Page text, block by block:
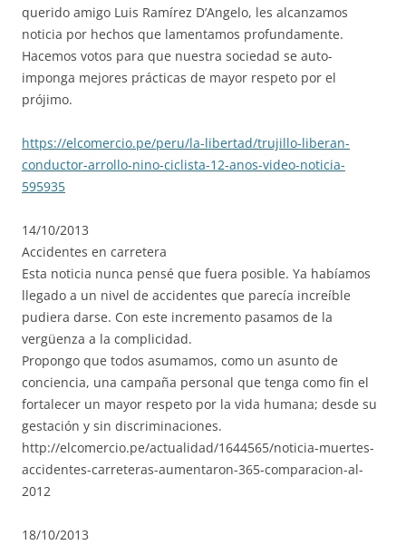
querido amigo Luis Ramírez D’Angelo, les alcanzamos
noticia por hechos que lamentamos profundamente.
Hacemos votos para que nuestra sociedad se auto-
imponga mejores prácticas de mayor respeto por el
prójimo.
https://elcomercio.pe/peru/la-libertad/trujillo-liberan-
conductor-arrollo-nino-ciclista-12-anos-video-noticia-
595935
14/10/2013
Accidentes en carretera
Esta noticia nunca pensé que fuera posible. Ya habíamos
llegado a un nivel de accidentes que parecía increíble
pudiera darse. Con este incremento pasamos de la
vergüenza a la complicidad.
Propongo que todos asumamos, como un asunto de
conciencia, una campaña personal que tenga como fin el
fortalecer un mayor respeto por la vida humana; desde su
gestación y sin discriminaciones.
http://elcomercio.pe/actualidad/1644565/noticia-muertes-
accidentes-carreteras-aumentaron-365-comparacion-al-
2012
18/10/2013